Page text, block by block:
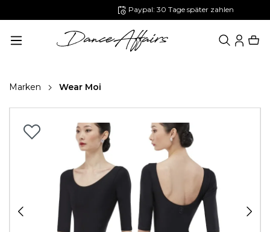
Paypal: 30 Tage später zahlen
Marken Wear Moi